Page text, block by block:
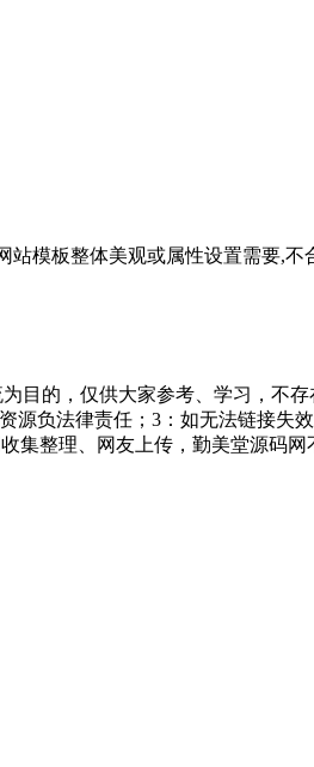
模板整体美观或属性设置需要,
的，仅供大家参考、学习，不
负法律责任；3：如无法链接失
集整理、网友上传，勤美堂源码